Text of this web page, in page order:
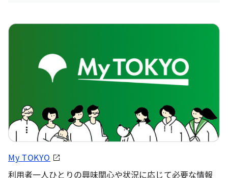
My TOKYO
利用者一人ひとりの興味関心や状況に応じて必要な情報